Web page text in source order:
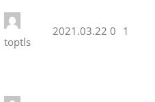
toptls
2021.03.22 0 1